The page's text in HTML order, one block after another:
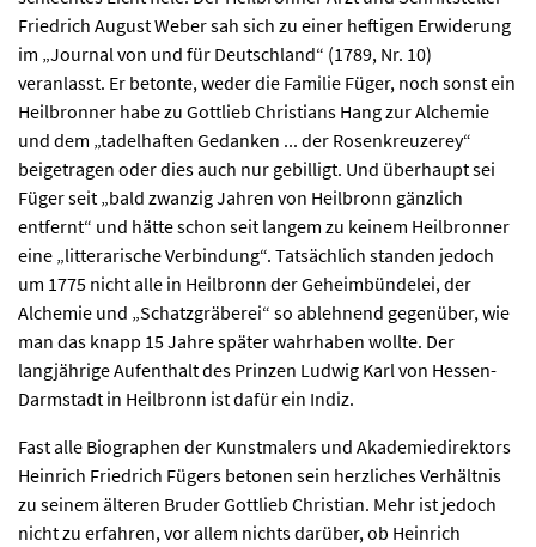
Friedrich August Weber sah sich zu einer heftigen Erwiderung
im „Journal von und für Deutschland“ (1789, Nr. 10)
veranlasst. Er betonte, weder die Familie Füger, noch sonst ein
Heilbronner habe zu Gottlieb Christians Hang zur Alchemie
und dem „tadelhaften Gedanken ... der Rosenkreuzerey“
beigetragen oder dies auch nur gebilligt. Und überhaupt sei
Füger seit „bald zwanzig Jahren von Heilbronn gänzlich
entfernt“ und hätte schon seit langem zu keinem Heilbronner
eine „litterarische Verbindung“. Tatsächlich standen jedoch
um 1775 nicht alle in Heilbronn der Geheimbündelei, der
Alchemie und „Schatzgräberei“ so ablehnend gegenüber, wie
man das knapp 15 Jahre später wahrhaben wollte. Der
langjährige Aufenthalt des Prinzen Ludwig Karl von Hessen-
Darmstadt in Heilbronn ist dafür ein Indiz.
Fast alle Biographen der Kunstmalers und Akademiedirektors
Heinrich Friedrich Fügers betonen sein herzliches Verhältnis
zu seinem älteren Bruder Gottlieb Christian. Mehr ist jedoch
nicht zu erfahren, vor allem nichts darüber, ob Heinrich